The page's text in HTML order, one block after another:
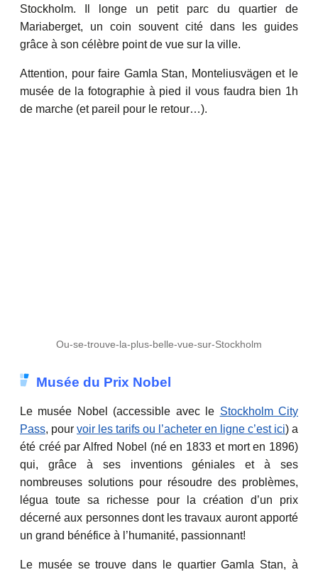
Stockholm. Il longe un petit parc du quartier de
Mariaberget, un coin souvent cité dans les guides
grâce à son célèbre point de vue sur la ville.
Attention, pour faire Gamla Stan, Monteliusvägen et le
musée de la fotographie à pied il vous faudra bien 1h
de marche (et pareil pour le retour…).
Ou-se-trouve-la-plus-belle-vue-sur-Stockholm
Musée du Prix Nobel
Le musée Nobel (accessible avec le Stockholm City
Pass, pour voir les tarifs ou l’acheter en ligne c’est ici) a
été créé par Alfred Nobel (né en 1833 et mort en 1896)
qui, grâce à ses inventions géniales et à ses
nombreuses solutions pour résoudre des problèmes,
légua toute sa richesse pour la création d’un prix
décerné aux personnes dont les travaux auront apporté
un grand bénéfice à l’humanité, passionnant!
Le musée se trouve dans le quartier Gamla Stan, à